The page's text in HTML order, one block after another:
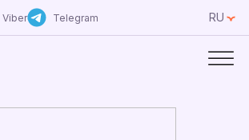
Viber Telegram RU